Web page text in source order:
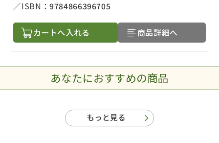
ISBN：9784866396705
カートへ入れる 商品詳細へ
あなたにおすすめの商品
もっと見る